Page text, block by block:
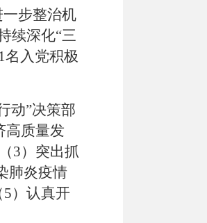
步整治机
续深化“三
1名入党积极
动”决策部
高质量发
3）突出抓
肺炎疫情
5）认真开